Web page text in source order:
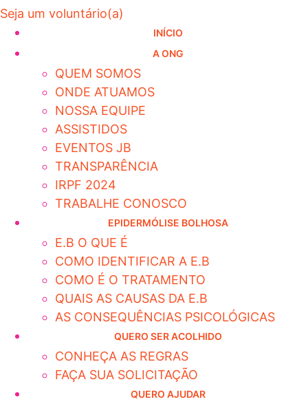
Seja um voluntário(a)
INÍCIO
A ONG
QUEM SOMOS
ONDE ATUAMOS
NOSSA EQUIPE
ASSISTIDOS
EVENTOS JB
TRANSPARÊNCIA
IRPF 2024
TRABALHE CONOSCO
EPIDERMÓLISE BOLHOSA
E.B O QUE É
COMO IDENTIFICAR A E.B
COMO É O TRATAMENTO
QUAIS AS CAUSAS DA E.B
AS CONSEQUÊNCIAS PSICOLÓGICAS
QUERO SER ACOLHIDO
CONHEÇA AS REGRAS
FAÇA SUA SOLICITAÇÃO
QUERO AJUDAR